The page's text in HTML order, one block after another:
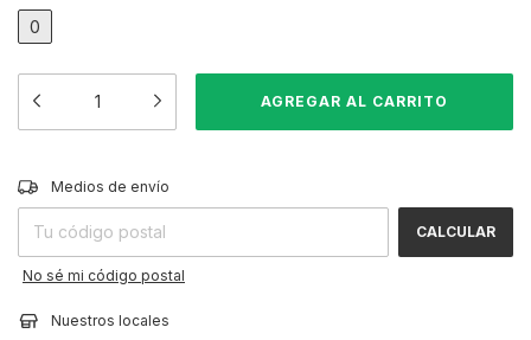
0
Entregas para el CP:
Medios de envío
CALCULAR
No sé mi código postal
Nuestros locales